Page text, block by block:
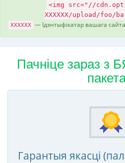
<img src="//
XXXXXX/upload/foo/
XXXXXX — Ідэнтыфікатар вашага
Пачніце зараз
Гарантыя якасці